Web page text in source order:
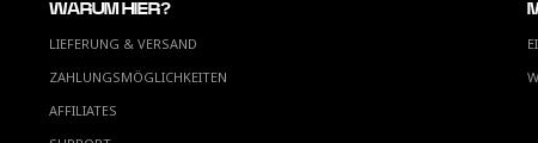
WARUM HIER?
LIEFERUNG & VERSAND
ZAHLUNGSMÖGLICHKEITEN
AFFILIATES